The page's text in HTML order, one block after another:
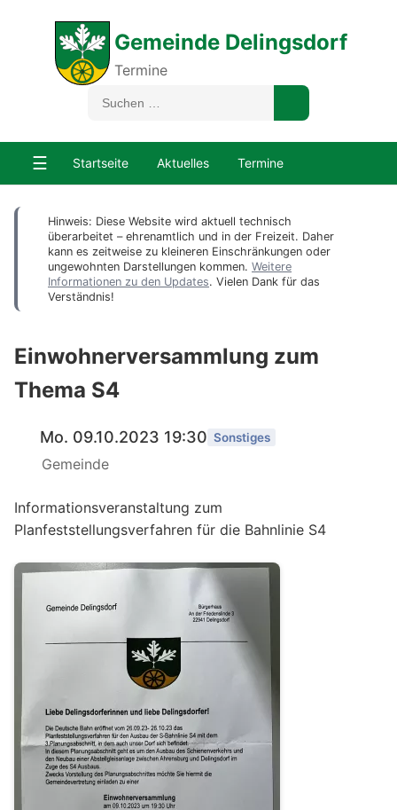
Gemeinde Delingsdorf
Termine
☰ Startseite Aktuelles Termine
Hinweis: Diese Website wird aktuell technisch
überarbeitet – ehrenamtlich und in der Freizeit. Daher
kann es zeitweise zu kleineren Einschränkungen oder
ungewohnten Darstellungen kommen. Weitere
Informationen zu den Updates. Vielen Dank für das
Verständnis!
Einwohnerversammlung zum
Thema S4
Mo. 09.10.2023 19:30 Sonstiges
Gemeinde
Informationsveranstaltung zum
Planfeststellungsverfahren für die Bahnlinie S4